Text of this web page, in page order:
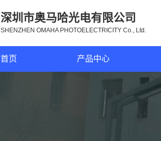
深圳市奥马哈光电有限公司
SHENZHEN OMAHA PHOTOELECTRICITY Co., Ltd.
首页 产品中心